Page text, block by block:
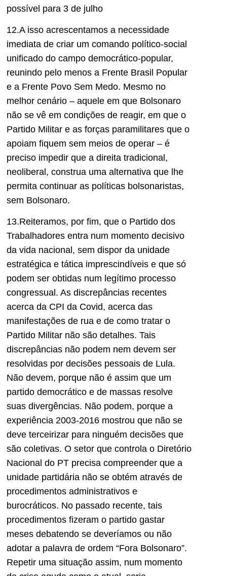
possível para 3 de julho
12.A isso acrescentamos a necessidade
imediata de criar um comando político-social
unificado do campo democrático-popular,
reunindo pelo menos a Frente Brasil Popular
e a Frente Povo Sem Medo. Mesmo no
melhor cenário – aquele em que Bolsonaro
não se vê em condições de reagir, em que o
Partido Militar e as forças paramilitares que o
apoiam fiquem sem meios de operar – é
preciso impedir que a direita tradicional,
neoliberal, construa uma alternativa que lhe
permita continuar as políticas bolsonaristas,
sem Bolsonaro.
13.Reiteramos, por fim, que o Partido dos
Trabalhadores entra num momento decisivo
da vida nacional, sem dispor da unidade
estratégica e tática imprescindíveis e que só
podem ser obtidas num legítimo processo
congressual. As discrepâncias recentes
acerca da CPI da Covid, acerca das
manifestações de rua e de como tratar o
Partido Militar não são detalhes. Tais
discrepâncias não podem nem devem ser
resolvidas por decisões pessoais de Lula.
Não devem, porque não é assim que um
partido democrático e de massas resolve
suas divergências. Não podem, porque a
experiência 2003-2016 mostrou que não se
deve terceirizar para ninguém decisões que
são coletivas. O setor que controla o Diretório
Nacional do PT precisa compreender que a
unidade partidária não se obtém através de
procedimentos administrativos e
burocráticos. No passado recente, tais
procedimentos fizeram o partido gastar
meses debatendo se deveríamos ou não
adotar a palavra de ordem “Fora Bolsonaro”.
Repetir uma situação assim, num momento